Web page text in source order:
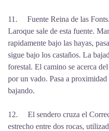
11. Fuente Reina de las
Laroque sale de esta fuente.
rapidamente bajo las hayas,
sigue bajo los castaños. La
forestal. El camino se acerca
por un vado. Pasa a
bajando.
12. El sendero cruza el Correc
estrecho entre dos rocas,